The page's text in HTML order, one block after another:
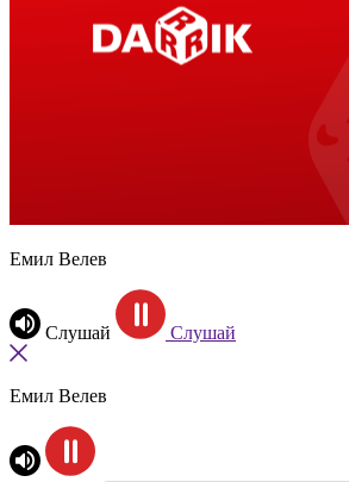
Емил Велев
Слушай Слушай
Емил Велев